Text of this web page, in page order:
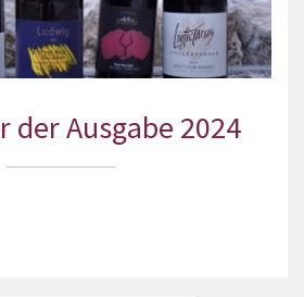
der Ausgabe 2024